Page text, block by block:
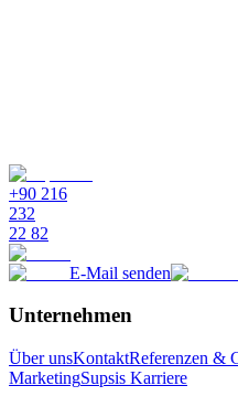
+90 216
232
22 82
E-Mail senden
Unternehmen
Über unsKontaktReferenzen &
MarketingSupsis Karriere